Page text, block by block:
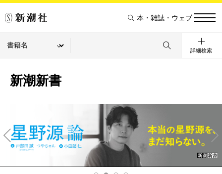
本・雑誌・ウェブ
詳細検索
新潮新書
v
Ne
xt